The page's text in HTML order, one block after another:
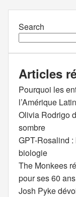
Search
Articles
Pourquoi les
l’Amérique
Olivia Rodrigo
sombre
GPT-Rosalind :
biologie
The Monkees
pour ses 60 ans
Josh Pyke